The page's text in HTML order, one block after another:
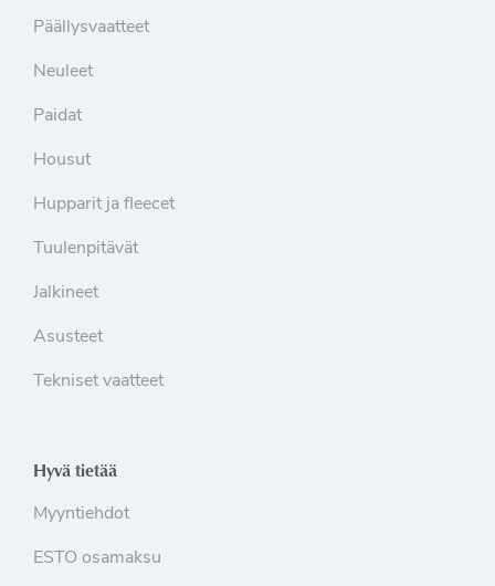
Päällysvaatteet
Neuleet
Paidat
Housut
Hupparit ja fleecet
Tuulenpitävät
Jalkineet
Asusteet
Tekniset vaatteet
Hyvä tietää
Myyntiehdot
ESTO osamaksu